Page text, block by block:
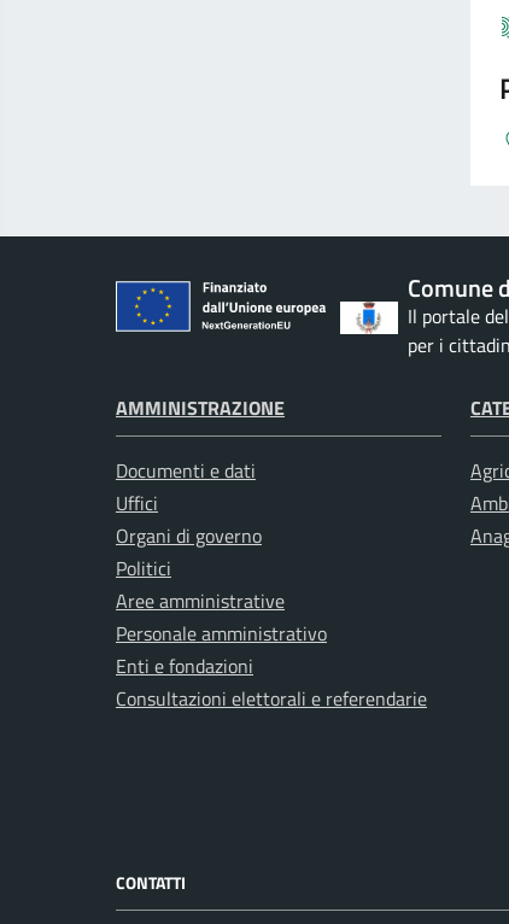
Comune
Il portale
per i
AMMINISTRAZIONE
Documenti e dati
Uffici
Organi di governo
Politici
Aree amministrative
Personale amministrativo
Enti e fondazioni
Consultazioni elettorali e referendarie
CONTATTI